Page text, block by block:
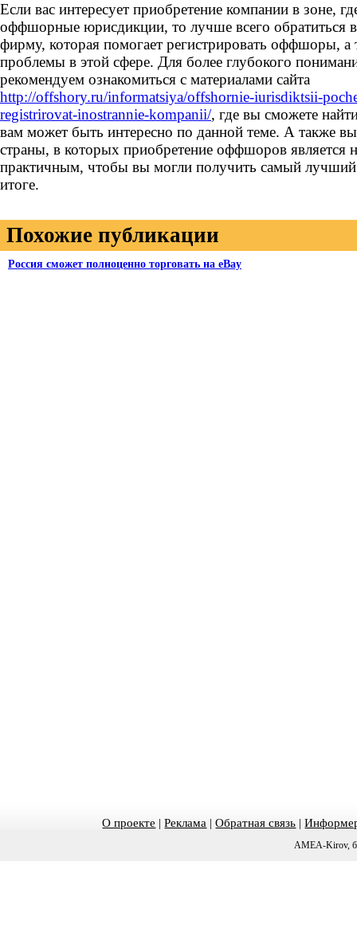
Если вас интересует приобретение компании в зоне,
оффшорные юрисдикции, то лучше всего обратиться
фирму, которая помогает регистрировать оффшоры, а
проблемы в этой сфере. Для более глубокого
рекомендуем ознакомиться с материалами сайта
http://offshory.ru/informatsiya/offshornie-iurisdiktsii-
registrirovat-inostrannie-kompanii/, где вы сможете
вам может быть интересно по данной теме. А также
страны, в которых приобретение оффшоров является
практичным, чтобы вы могли получить самый лучший
итоге.
Похожие публикации
Россия сможет полноценно торговать на eBay
О проекте |Реклама |Обратная связь |
AMEA-Kirov,